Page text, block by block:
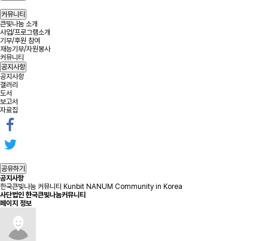
커뮤니티
큰빛나눔 소개
사업/프로그램소개
기부/후원 참여
재능기부/자원봉사
커뮤니티
공지사항
공지사항
갤러리
도서
보고서
자료집
공유하기
공지사항
한국큰빛나눔 커뮤니티 Kunbit NANUM Community in Korea
사단법인 한국큰빛나눔커뮤니티
페이지 정보